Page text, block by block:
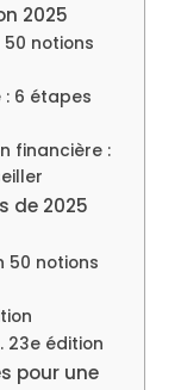
2025
50 notions
: 6 étapes
financière :
de 2025
50 notions
23e édition
pour une